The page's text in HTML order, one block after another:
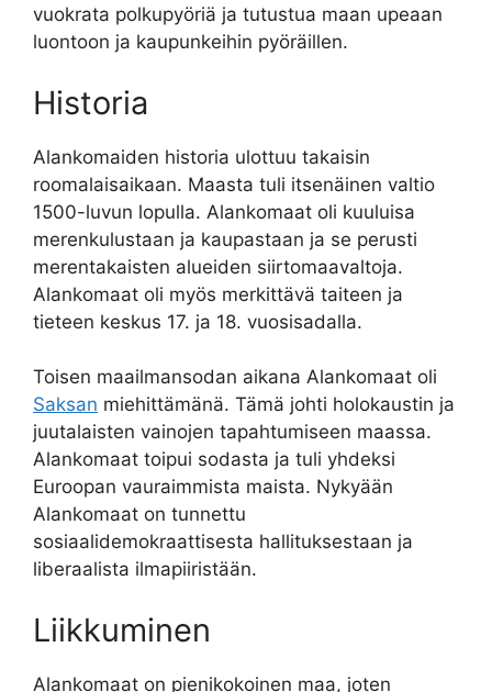
vuokrata polkupyöriä ja tutustua maan upeaan
luontoon ja kaupunkeihin pyöräillen.
Historia
Alankomaiden historia ulottuu takaisin
roomalaisaikaan. Maasta tuli itsenäinen valtio
1500-luvun lopulla. Alankomaat oli kuuluisa
merenkulustaan ​​ja kaupastaan ​​ja se perusti
merentakaisten alueiden siirtomaavaltoja.
Alankomaat oli myös merkittävä taiteen ja
tieteen keskus 17. ja 18. vuosisadalla.
Toisen maailmansodan aikana Alankomaat oli
Saksan miehittämänä. Tämä johti holokaustin ja
juutalaisten vainojen tapahtumiseen maassa.
Alankomaat toipui sodasta ja tuli yhdeksi
Euroopan vauraimmista maista. Nykyään
Alankomaat on tunnettu
sosiaalidemokraattisesta hallituksestaan ​​ja
liberaalista ilmapiiristään.
Liikkuminen
Alankomaat on pienikokoinen maa, joten